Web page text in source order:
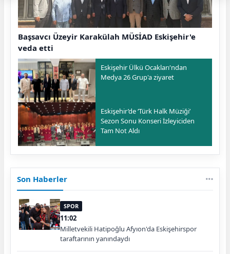
Başsavcı Üzeyir Karakülah MÜSİAD Eskişehir'e
veda etti
Eskişehir Ülkü Ocakları'ndan
Medya 26 Grup'a ziyaret
Eskişehir’de ‘Türk Halk Müziği’
Sezon Sonu Konseri İzleyiciden
Tam Not Aldı
Son Haberler
SPOR
11:02
Milletvekili Hatipoğlu Afyıon'da Eskişehirspor
taraftarının yanındaydı